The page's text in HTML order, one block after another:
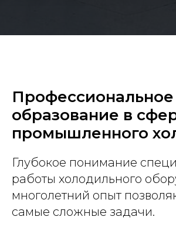
Профессиональное
образование в
промышленного
Глубокое понимание
работы холодильного
многолетний опыт
самые сложные задачи.